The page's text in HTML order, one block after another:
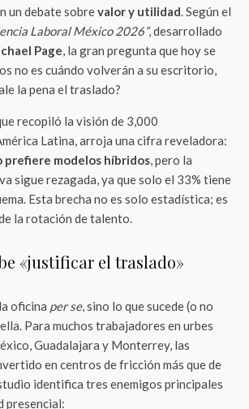
un debate sobrevalor y utilidad. Según el
Laboral México 2026”, desarrollado
Page, la gran pregunta que hoy se
no es cuándo volverán a su escritorio,
la pena el traslado?
recopiló la visión de 3,000
Latina, arroja una cifra reveladora:
prefiere modelos híbridos, pero la
sigue rezagada, ya que solo el 33% tiene
Esta brecha no es solo estadística; es
la rotación de talento.
«justificar el traslado»
oficina per se, sino lo que sucede (o no
Para muchos trabajadores en urbes
Guadalajara y Monterrey, las
en centros de fricción más que de
identifica tres enemigos principales
presencial: